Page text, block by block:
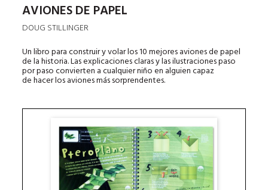
AVIONES DE PAPEL
DOUG STILLINGER
Un libro para construir y volar los 10 mejores aviones de papel
de la historia. Las explicaciones claras y las ilustraciones paso
por paso convierten a cualquier niño en alguien capaz
de hacer los aviones más sorprendentes.